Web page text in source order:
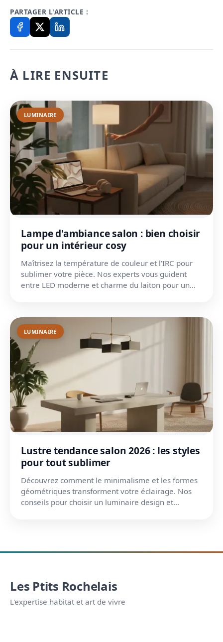
PARTAGER L'ARTICLE :
À LIRE ENSUITE
LUMINAIRE
Lampe d'ambiance salon : bien choisir
pour un intérieur cosy
Maîtrisez la température de couleur et l'IRC pour
sublimer votre pièce. Nos experts vous guident
entre LED moderne et charme du laiton pour un
LUMINAIRE
Lustre tendance salon 2026 : les styles
pour tout sublimer
Découvrez comment le minimalisme et les formes
géométriques transforment votre éclairage. Nos
conseils pour choisir un luminaire design et
Les Ptits Rochelais
L'expertise habitat et art de vivre